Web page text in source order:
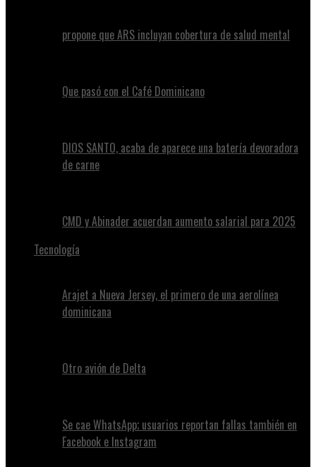
propone que ARS incluyan cobertura de salud mental
Que pasó con el Café Dominicano
DIOS SANTO, acaba de aparece una batería devoradora
de carne
CMD y Abinader acuerdan aumento salarial para 2025
Tecnología
Arajet a Nueva Jersey, el primero de una aerolínea
dominicana
Otro avión de Delta
Se cae WhatsApp; usuarios reportan fallas también en
Facebook e Instagram